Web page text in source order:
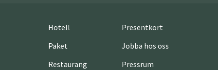
Hotell
Paket
Restaurang
Presentkort
Jobba hos oss
Pressrum